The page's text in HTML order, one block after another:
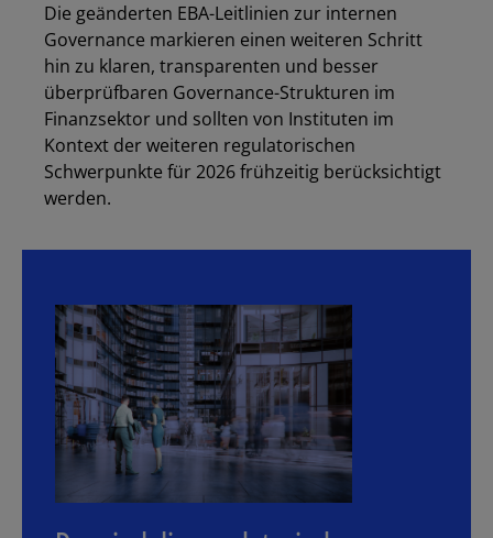
Die geänderten EBA-Leitlinien zur internen
Governance markieren einen weiteren Schritt
hin zu klaren, transparenten und besser
überprüfbaren Governance-Strukturen im
Finanzsektor und sollten von Instituten im
Kontext der weiteren regulatorischen
Schwerpunkte für 2026 frühzeitig berücksichtigt
werden.